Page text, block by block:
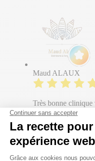
Maud ALAUX
Très bonne clinique
bons conseils. Je